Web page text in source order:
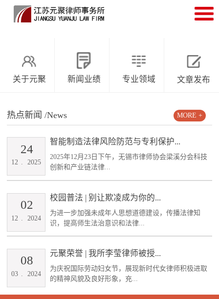
关于元聚 新闻业绩 专业领域 文章发布
热点新闻 /News
智能制造法律风险防范与专利保护...
2025年12月23日下午，无锡市律师协会梁溪分会科技
创新和产业链法律...
12 . 2025
24
校园普法 | 别让欺凌成为你的...
为进一步加强未成年人思想道德建设，传播法律知
识，提高师生法治意识和法律...
12 2024
02
元聚荣誉 | 我所李莹律师被授...
为庆祝国际劳动妇女节，展现新时代女律师积极进取
的精神风貌及良好形象，充...
03 2024
08
MORE +